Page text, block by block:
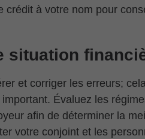
à votre nom pour
situation
et corriger les erreurs;
Évaluez les
afin de déterminer la
votre conjoint et les